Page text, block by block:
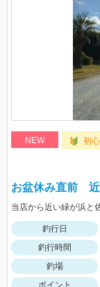
NEW 初
お盆休み直前 近
釣行日
釣行時間
釣場